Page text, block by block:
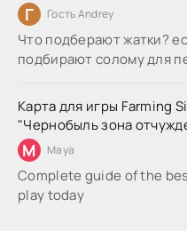
Г Гость Andrey
Что подберают жатки?
подбирают солому для
Карта для игры Farming
"Чернобыль зона
M Maya
Complete guide of the
play today